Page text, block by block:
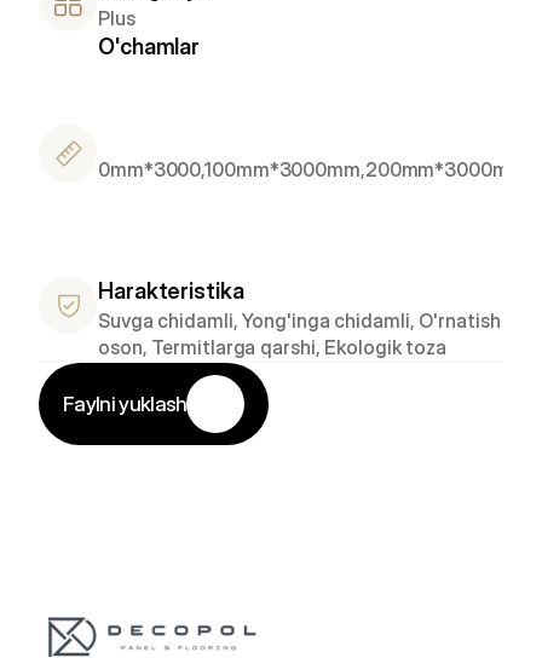
Plus
O'chamlar
300mm*3000,100mm*3000mm,200mm*3000mm
Harakteristika
Suvga chidamli, Yong'inga chidamli, O'rnatish
oson, Termitlarga qarshi, Ekologik toza
Faylni yuklash